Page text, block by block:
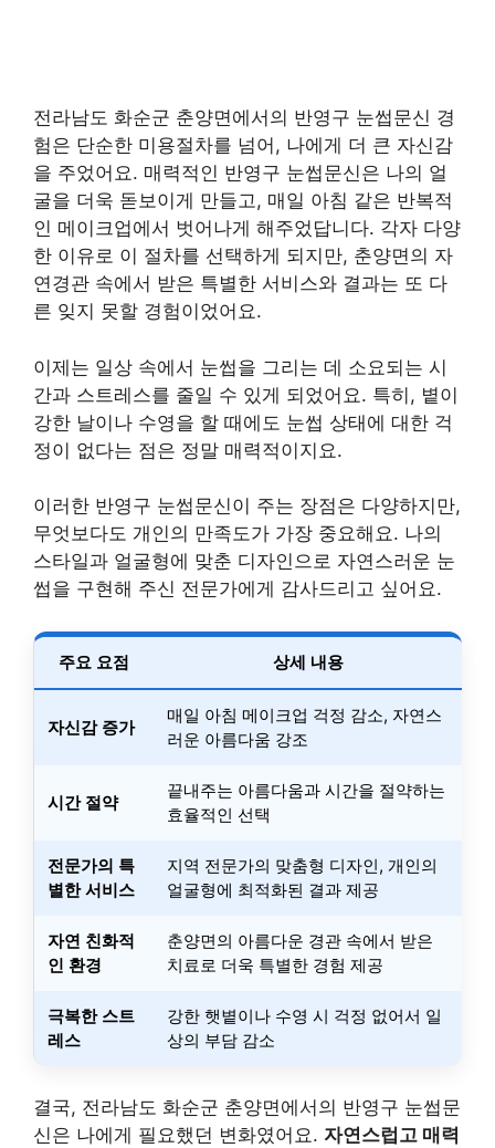
전라남도 화순군 춘양면에서의 반영구 눈썹문신 경
험은 단순한 미용절차를 넘어, 나에게 더 큰 자신감
을 주었어요. 매력적인 반영구 눈썹문신은 나의 얼
굴을 더욱 돋보이게 만들고, 매일 아침 같은 반복적
인 메이크업에서 벗어나게 해주었답니다. 각자 다양
한 이유로 이 절차를 선택하게 되지만, 춘양면의 자
연경관 속에서 받은 특별한 서비스와 결과는 또 다
른 잊지 못할 경험이었어요.
이제는 일상 속에서 눈썹을 그리는 데 소요되는 시
간과 스트레스를 줄일 수 있게 되었어요. 특히, 볕이
강한 날이나 수영을 할 때에도 눈썹 상태에 대한 걱
정이 없다는 점은 정말 매력적이지요.
이러한 반영구 눈썹문신이 주는 장점은 다양하지만,
무엇보다도 개인의 만족도가 가장 중요해요. 나의
스타일과 얼굴형에 맞춘 디자인으로 자연스러운 눈
썹을 구현해 주신 전문가에게 감사드리고 싶어요.
주요 요점 상세 내용
자신감 증가
매일 아침 메이크업 걱정 감소, 자연스
러운 아름다움 강조
시간 절약
끝내주는 아름다움과 시간을 절약하는
효율적인 선택
전문가의 특
별한 서비스
지역 전문가의 맞춤형 디자인, 개인의
얼굴형에 최적화된 결과 제공
자연 친화적
인 환경
춘양면의 아름다운 경관 속에서 받은
치료로 더욱 특별한 경험 제공
극복한 스트
레스
강한 햇볕이나 수영 시 걱정 없어서 일
상의 부담 감소
결국, 전라남도 화순군 춘양면에서의 반영구 눈썹문
신은 나에게 필요했던 변화였어요. 자연스럽고 매력